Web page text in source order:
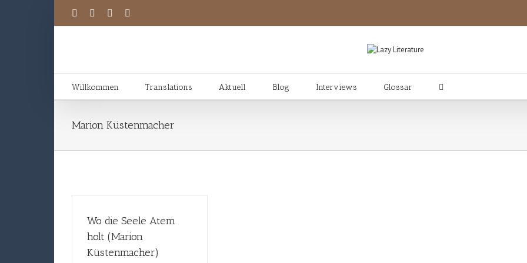
Willkommen Translations Aktuell Blog Interviews Glossar
Marion Küstenmacher
Wo die Seele Atem
holt (Marion
Küstenmacher)